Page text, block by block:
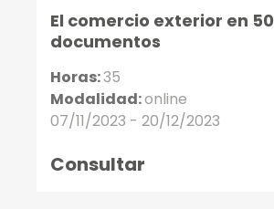
El comercio exterior en 50
documentos
Horas:35
Modalidad:online
07/11/2023 - 20/12/2023
Consultar